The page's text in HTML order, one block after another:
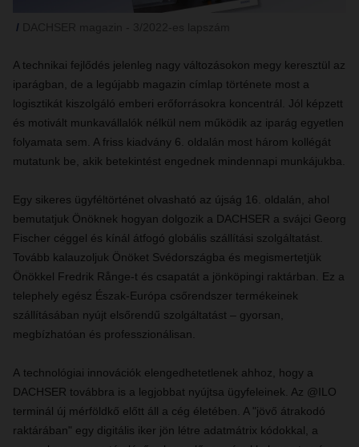
A technikai fejlődés jelenleg nagy változásokon megy keresztül az
iparágban, de a legújabb magazin címlap története most a
logisztikát kiszolgáló emberi erőforrásokra koncentrál. Jól képzett
és motivált munkavállalók nélkül nem működik az iparág egyetlen
folyamata sem. A friss kiadvány 6. oldalán most három kollégát
mutatunk be, akik betekintést engednek mindennapi munkájukba.
Egy sikeres ügyféltörténet olvasható az újság 16. oldalán, ahol
bemutatjuk Önöknek hogyan dolgozik a DACHSER a svájci Georg
Fischer céggel és kínál átfogó globális szállítási szolgáltatást.
Tovább kalauzoljuk Önöket Svédországba és megismertetjük
Önökkel Fredrik Rånge-t és csapatát a jönköpingi raktárban. Ez a
telephely egész Észak-Európa csőrendszer termékeinek
szállításában nyújt elsőrendű szolgáltatást – gyorsan,
megbízhatóan és professzionálisan.
A technológiai innovációk elengedhetetlenek ahhoz, hogy a
DACHSER továbbra is a legjobbat nyújtsa ügyfeleinek. Az @ILO
terminál új mérföldkő előtt áll a cég életében. A "jövő átrakodó
raktárában" egy digitális iker jön létre adatmátrix kódokkal, a